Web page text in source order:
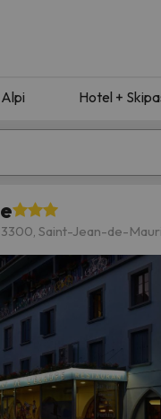
Alpi Hotel +
Hotel di montagna
alcun risultato
Saint-Jean-de-